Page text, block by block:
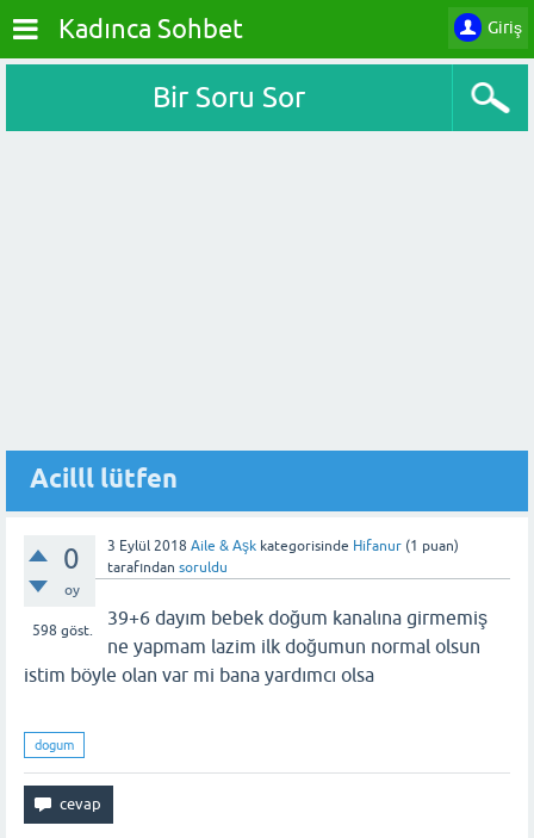
Giriş
Kadınca Sohbet
Bir Soru Sor
Acilll lütfen
0
oy
598 göst.
3 Eylül 2018 Aile & Aşk kategorisinde Hifanur (1 puan)
tarafından soruldu
39+6 dayım bebek doğum kanalına girmemiş
ne yapmam lazim ilk doğumun normal olsun
istim böyle olan var mi bana yardımcı olsa
dogum